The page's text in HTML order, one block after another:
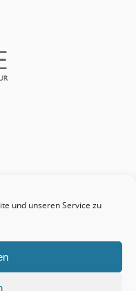
und unseren Service zu